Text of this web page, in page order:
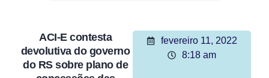
ACI-E contesta
devolutiva do governo
do RS sobre plano de
fevereiro 11, 2022
8:18 am